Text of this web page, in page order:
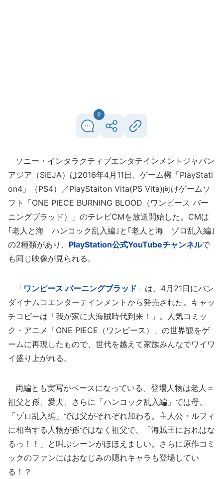
0
ソニー・インタラクティブエンタテインメントジャパン
アジア（SIEJA）は2016年4月11日、ゲーム機「PlayStati
on4」（PS4）／PlayStaiton Vita(PS Vita)向けゲームソ
フト「ONE PIECE BURNING BLOOD（ワンピース バー
ニングブラッド）」のテレビCMを放送開始した。CMは
｢老人と海 ハンコック乱入編｣と｢老人と海 ゾロ乱入編｣
の2種類があり、 PlayStation公式YouTubeチャンネルで
も同じ映像が見られる。
「ワンピース バーニングブラッド 」は、4月21日にバン
ダイナムコエンターテインメントから発売された。キャッ
チコピーは「我が家に大海賊時代到来！」。人気コミッ
ク・アニメ「ONE PIECE（ワンピース）」の世界観をゲ
ームに再現したもので、世代を越えて家族みんなでワイワ
イ盛り上がれる。
両編とも実写がベースになっている。登場人物は老人＝
祖父と孫、愛犬、さらに「ハンコック乱入編」では母、
「ゾロ乱入編」では父がそれぞれ加わる。主人公・ルフィ
に相当する人物が孫ではなく祖父で、「海賊王におれはな
るっ！！」と叫ぶシーンがほほえましい。さらに原作コミ
ックのファンにはおなじみの隠れキャラも登場してい
る！？